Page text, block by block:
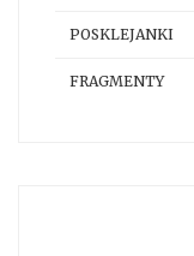
POSKLEJANKI
FRAGMENTY